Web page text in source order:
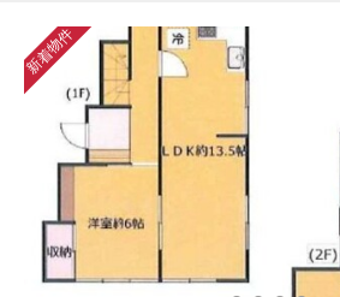
新着物件